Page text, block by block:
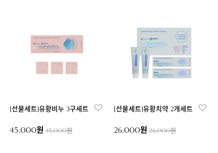
[선물세트]유황비누 3구세트
45,000원 45,000원
[선물세트]유황치약 2개세트
26,000원 26,000원